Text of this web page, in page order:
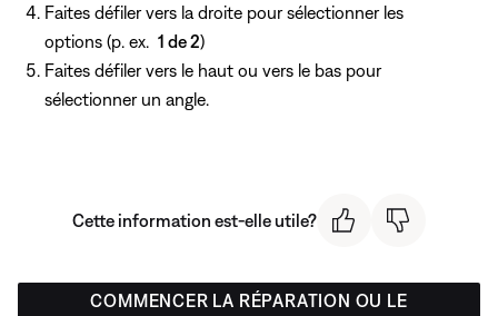
Faites défiler vers la droite pour sélectionner les
options (p. ex. 1 de 2)
Faites défiler vers le haut ou vers le bas pour
sélectionner un angle.
Cette information est-elle utile?
COMMENCER LA RÉPARATION OU LE